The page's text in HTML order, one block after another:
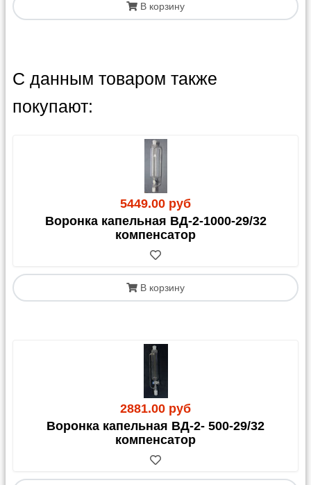
В корзину
С данным товаром также
покупают:
5449.00 руб
Воронка капельная ВД-2-1000-29/32
компенсатор
В корзину
2881.00 руб
Воронка капельная ВД-2- 500-29/32
компенсатор